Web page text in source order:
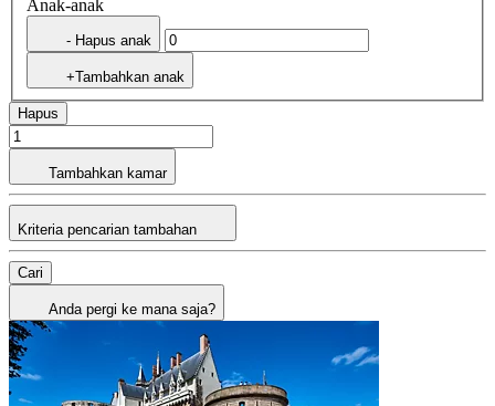
Anak-anak
- Hapus anak
+Tambahkan anak
Hapus
Tambahkan kamar
Kriteria pencarian tambahan
Cari
Anda pergi ke mana saja?